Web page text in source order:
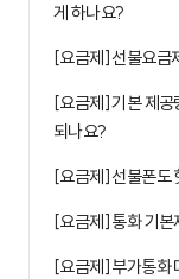
게 하나요?
[요금제] 선불요금
[요금제] 기본 제공
되나요?
[요금제] 선불폰도
[요금제] 통화 기본
[요금제] 부가통화